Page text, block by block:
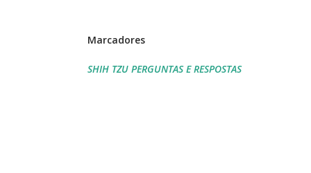
Marcadores
SHIH TZU PERGUNTAS E RESPOSTAS